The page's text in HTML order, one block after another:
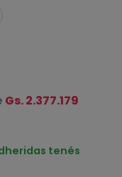
Gs. 2.377.179
tenés